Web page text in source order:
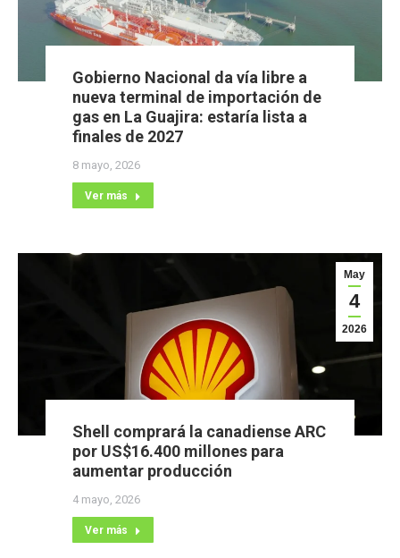
Gobierno Nacional da vía libre a
nueva terminal de importación de
gas en La Guajira: estaría lista a
finales de 2027
8 mayo, 2026
Ver más
May
4
2026
Shell comprará la canadiense ARC
por US$16.400 millones para
aumentar producción
4 mayo, 2026
Ver más